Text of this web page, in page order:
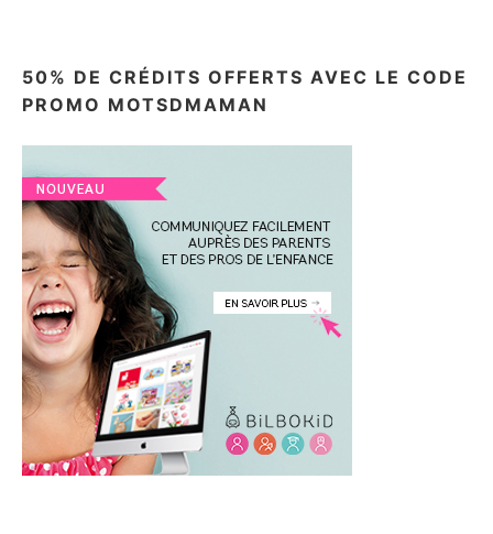
50% DE CRÉDITS OFFERTS AVEC LE CODE
PROMO MOTSDMAMAN